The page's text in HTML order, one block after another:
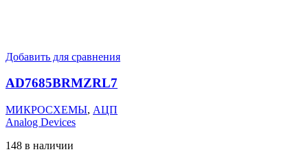
Добавить для сравнения
AD7685BRMZRL7
МИКРОСХЕМЫ, АЦП
Analog Devices
148 в наличии